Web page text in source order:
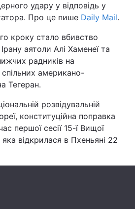
Світ
Наука
Інциденти
Туризм
Погода
Регіони
удару у відповідь у
Про це пише Daily Mail.
кроку стало вбивство
аятоли Алі Хаменеї та
радників на
американо-
Тегеран.
розвідувальній
конституційна поправка
першої сесії 15-ї Вищої
відкрилася в Пхеньяні 22